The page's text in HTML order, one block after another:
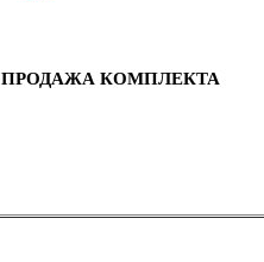
ПРОДАЖА КОМПЛЕКТА